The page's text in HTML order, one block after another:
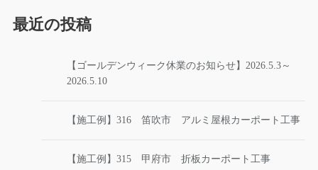
最近の投稿
【ゴールデンウィーク休業のお知らせ】2026.5.3～
2026.5.10
【施工例】316 笛吹市 アルミ屋根カーポート工事
【施工例】315 甲府市 折板カーポート工事